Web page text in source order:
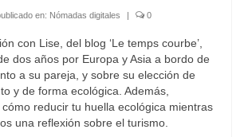
en: Nómadas digitales 0
con Lise, del blog ‘Le temps courbe’,
dos años por Europa y Asia a bordo de
a su pareja, y sobre su elección de
y de forma ecológica. Además,
reducir tu huella ecológica mientras
una reflexión sobre el turismo.